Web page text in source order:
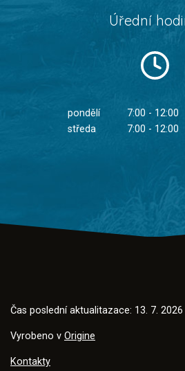
Úřední
pondělí 7:00 - 12:00
středa
7:00 - 12:00
Čas poslední aktualitazace: 13. 7. 2026
Vyrobeno v Origine
Kontakty